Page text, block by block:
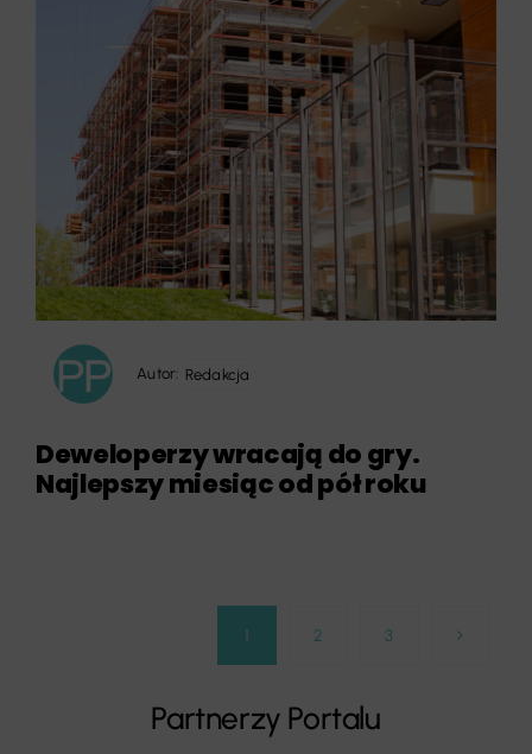
Autor: Redakcja
Deweloperzy wracają do gry.
Najlepszy miesiąc od pół roku
1 2 3
Partnerzy Portalu